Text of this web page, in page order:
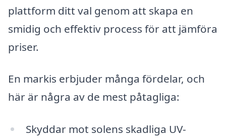
plattform ditt val genom att skapa en
smidig och effektiv process för att jämföra
priser.
En markis erbjuder många fördelar, och
här är några av de mest påtagliga:
Skyddar mot solens skadliga UV-